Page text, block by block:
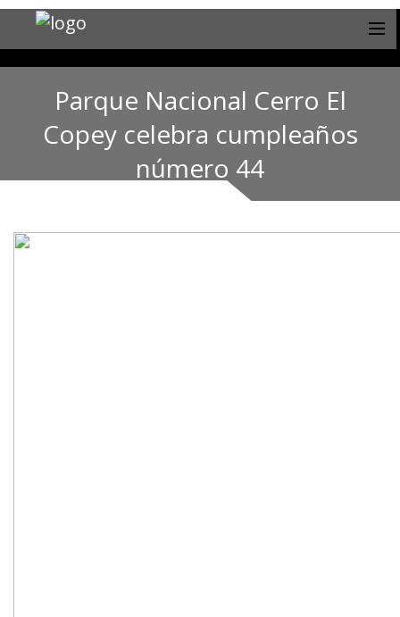
Parque Nacional Cerro El
Copey celebra cumpleaños
número 44